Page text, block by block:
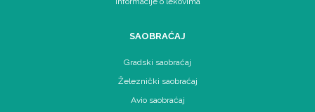
SAOBRAĆAJ
Gradski saobraćaj
Železnički saobraćaj
Avio saobraćaj